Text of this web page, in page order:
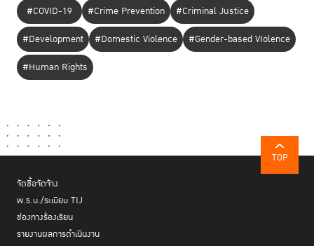
#COVID-19
#Crime Prevention
#Criminal Justice
#Development
#Domestic Violence
#Gender-based VIolence
#Human Rights
TOP
จัดซื้อจัดจ้าง
พ.ร.บ./ระเบียบ TIJ
ช่องทางร้องเรียน
รายงานผลการดำเนินงาน